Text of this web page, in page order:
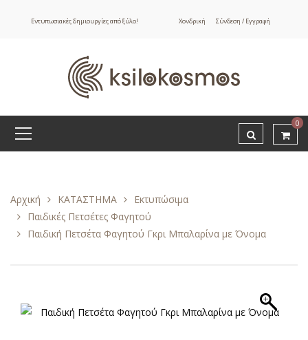
Εντυπωσιακές δημιουργίες από ξύλο! Χονδρική Σύνδεση / Εγγραφή
0
Αρχική ΚΑΤΑΣΤΗΜΑ
Εκτυπώσιμα
Παιδικές Πετσέτες Φαγητού
Παιδική Πετσέτα Φαγητού Γκρι Μπαλαρίνα με Όνομα